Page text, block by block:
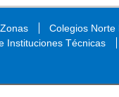
Colegios Norte
Instituciones Técnicas